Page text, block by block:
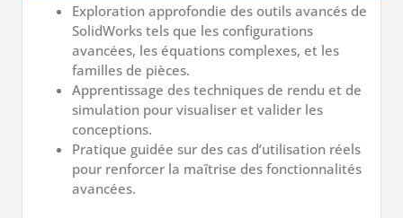
Exploration approfondie des outils avancés de
SolidWorks tels que les configurations
avancées, les équations complexes, et les
familles de pièces.
Apprentissage des techniques de rendu et de
simulation pour visualiser et valider les
conceptions.
Pratique guidée sur des cas d’utilisation réels
pour renforcer la maîtrise des fonctionnalités
avancées.